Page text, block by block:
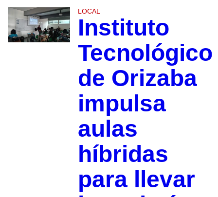
LOCAL
Instituto
Tecnológico
de Orizaba
impulsa
aulas
híbridas
para llevar